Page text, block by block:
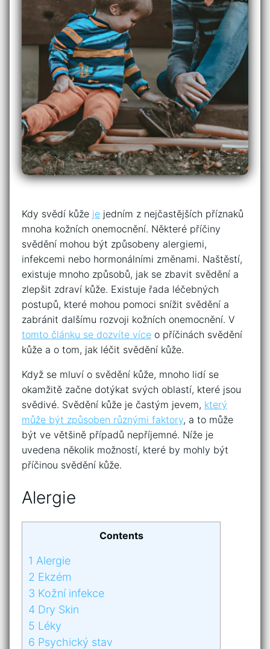
Kdy svědí kůže je jedním z nejčastějších příznaků
mnoha kožních onemocnění. Některé příčiny
svědění mohou být způsobeny alergiemi,
infekcemi nebo hormonálními změnami. Naštěstí,
existuje mnoho způsobů, jak se zbavit svědění a
zlepšit zdraví kůže. Existuje řada léčebných
postupů, které mohou pomoci snížit svědění a
zabránit dalšímu rozvoji kožních onemocnění. V
tomto článku se dozvíte více o příčinách svědění
kůže a o tom, jak léčit svědění kůže.
Když se mluví o svědění kůže, mnoho lidí se
okamžitě začne dotýkat svých oblastí, které jsou
svědivé. Svědění kůže je častým jevem, který
může být způsoben různými faktory, a to může
být ve většině případů nepříjemné. Níže je
uvedena několik možností, které by mohly být
příčinou svědění kůže.
Alergie
Contents
1 Alergie
2 Ekzém
3 Kožní infekce
4 Dry Skin
5 Léky
6 Psychický stav